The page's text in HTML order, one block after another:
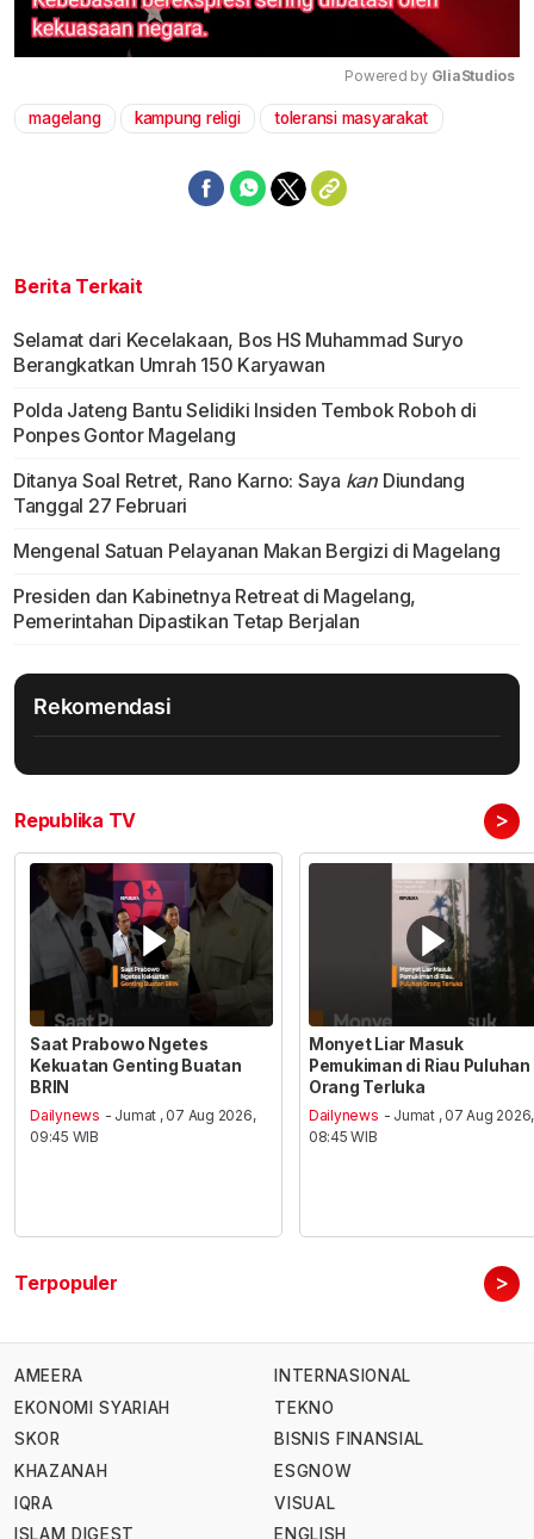
Mute
Powered by GliaStudios
magelang kampung religi toleransi masyarakat
Berita Terkait
Selamat dari Kecelakaan, Bos HS Muhammad Suryo
Berangkatkan Umrah 150 Karyawan
Polda Jateng Bantu Selidiki Insiden Tembok Roboh di
Ponpes Gontor Magelang
Ditanya Soal Retret, Rano Karno: Saya kanDiundang
Tanggal 27 Februari
Mengenal Satuan Pelayanan Makan Bergizi di Magelang
Presiden dan Kabinetnya Retreat di Magelang,
Pemerintahan Dipastikan Tetap Berjalan
Rekomendasi
Republika TV >
Saat Prabowo Ngetes
Kekuatan Genting Buatan
BRIN
Dailynews - Jumat , 07 Aug 2026,
09:45 WIB
Monyet Liar Masuk
Pemukiman di Riau Puluhan
Orang Terluka
Dailynews - Jumat , 07 Aug 2026,
08:45 WIB
Terpopuler >
AMEERA
EKONOMI SYARIAH
SKOR
KHAZANAH
IQRA
ISLAM DIGEST
INTERNASIONAL
TEKNO
BISNIS FINANSIAL
ESGNOW
VISUAL
ENGLISH